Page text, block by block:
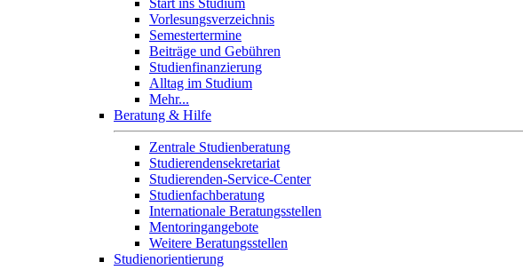
Start ins Studium
Vorlesungsverzeichnis
Semestertermine
Beiträge und Gebühren
Studienfinanzierung
Alltag im Studium
Mehr...
Beratung & Hilfe
Zentrale Studienberatung
Studierendensekretariat
Studierenden-Service-Center
Studienfachberatung
Internationale Beratungsstellen
Mentoringangebote
Weitere Beratungsstellen
Studienorientierung